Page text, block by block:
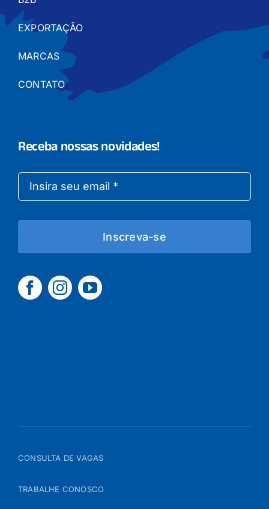
EXPORTAÇÃO
MARCAS
CONTATO
Receba nossas novidades!
Inscreva-se
CONSULTA DE VAGAS
TRABALHE CONOSCO